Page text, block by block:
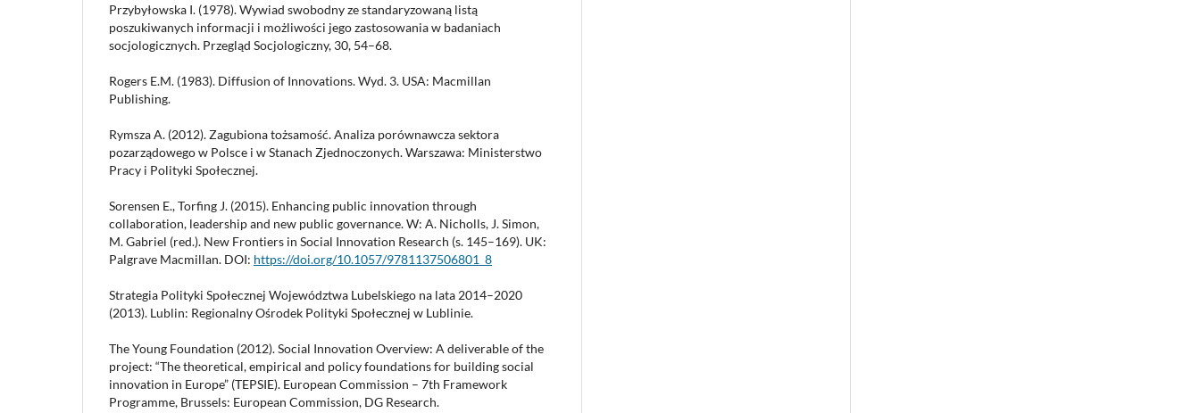
Przybyłowska I. (1978). Wywiad swobodny ze standaryzowaną listą
poszukiwanych informacji i możliwości jego zastosowania w badaniach
socjologicznych. Przegląd Socjologiczny, 30, 54–68.
Rogers E.M. (1983). Diffusion of Innovations. Wyd. 3. USA: Macmillan
Publishing.
Rymsza A. (2012). Zagubiona tożsamość. Analiza porównawcza sektora
pozarządowego w Polsce i w Stanach Zjednoczonych. Warszawa: Ministerstwo
Pracy i Polityki Społecznej.
Sorensen E., Torfing J. (2015). Enhancing public innovation through
collaboration, leadership and new public governance. W: A. Nicholls, J. Simon,
M. Gabriel (red.). New Frontiers in Social Innovation Research (s. 145–169). UK:
Palgrave Macmillan. DOI: https://doi.org/10.1057/9781137506801_8
Strategia Polityki Społecznej Województwa Lubelskiego na lata 2014–2020
(2013). Lublin: Regionalny Ośrodek Polityki Społecznej w Lublinie.
The Young Foundation (2012). Social Innovation Overview: A deliverable of the
project: “The theoretical, empirical and policy foundations for building social
innovation in Europe” (TEPSIE). European Commission – 7th Framework
Programme, Brussels: European Commission, DG Research.